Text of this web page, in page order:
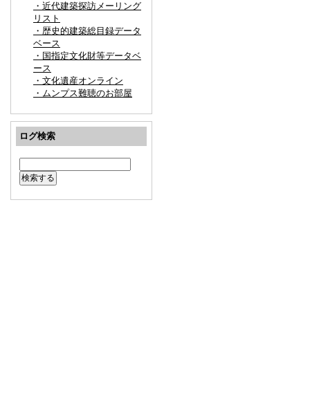
・近代建築探訪メーリング
リスト
・歴史的建築総目録データ
ベース
・国指定文化財等データベ
ース
・文化遺産オンライン
・ムンプス難聴のお部屋
ログ検索